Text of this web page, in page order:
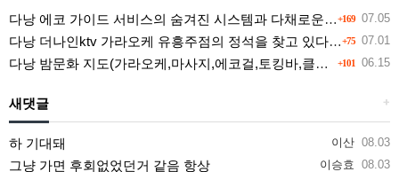
+169 07.05
다낭 에코 가이드 서비스의 숨겨진 시스템과 다채로운 인력 풀의 진실
+75 07.01
다낭 더나인ktv 가라오케 유흥주점의 정석을 찾고 있다면 여기
+101 06.15
다낭 밤문화 지도(가라오케,마사지,에코걸,토킹바,클럽) 유흥별 가격 및 후기공유
+
새댓글
이산 08.03
하 기대돼
이승효 08.03
그냥 가면 후회없었던거 같음 항상